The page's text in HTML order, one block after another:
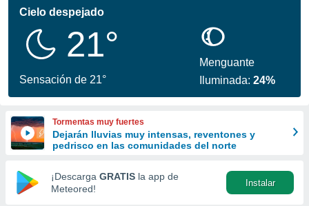
por
se
calidad.
a este
las
y
forma
digital
basada
Cielo despejado
21°
Sensación de 21°
Menguante
Iluminada:24%
Tormentas muy fuertes
Dejarán lluvias muy intensas, reventones y
pedrisco en las comunidades del norte
¡Descarga GRATIS la app de
Meteored!
Instalar